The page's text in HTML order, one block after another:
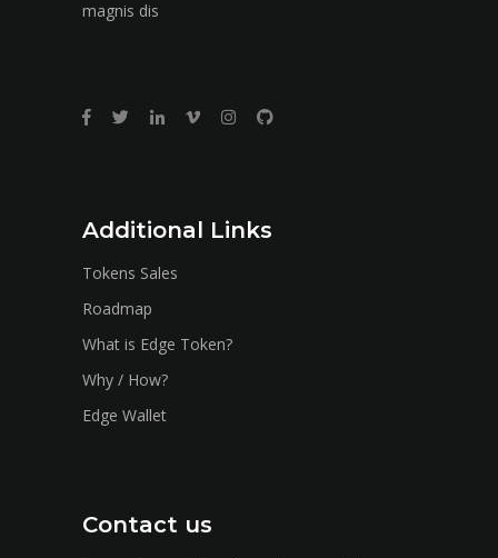
magnis dis
Additional Links
Tokens Sales
Roadmap
What is Edge Token?
Why / How?
Edge Wallet
Contact us